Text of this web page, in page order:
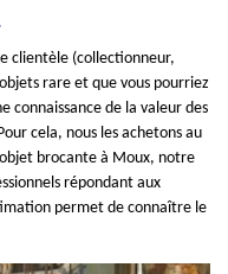
clientèle (collectionneur,
rare et que vous pourriez
connaissance de la valeur des
cela, nous les achetons au
brocante à Moux, notre
répondant aux
permet de connaître le